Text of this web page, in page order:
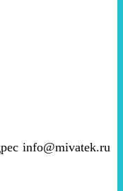
info@mivatek.ru